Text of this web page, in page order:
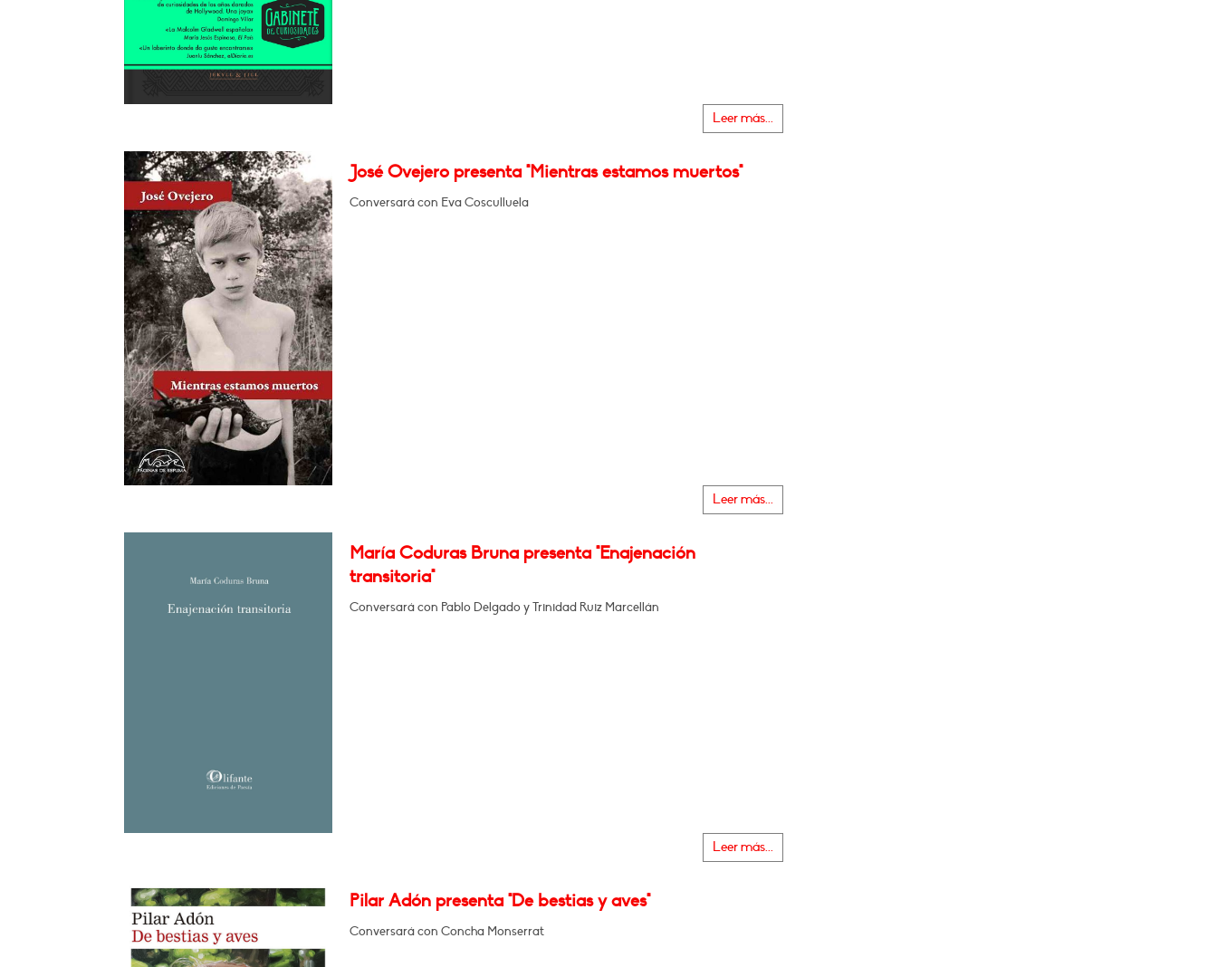
Leer más...
José Ovejero presenta "Mientras estamos muertos"
Conversará con Eva Cosculluela
Leer más...
María Coduras Bruna presenta "Enajenación
transitoria"
Conversará con Pablo Delgado y Trinidad Ruiz Marcellán
Leer más...
Pilar Adón presenta "De bestias y aves"
Conversará con Concha Monserrat